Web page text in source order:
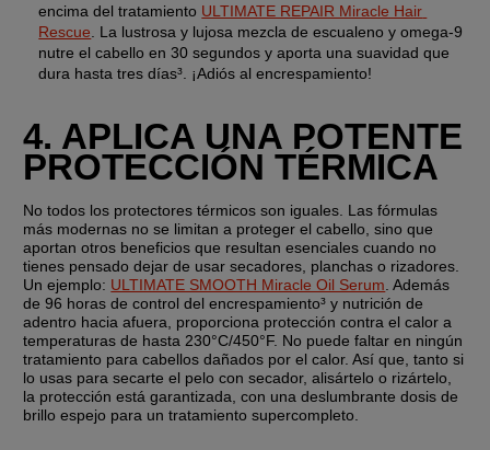
encima del tratamiento ULTIMATE REPAIR Miracle Hair
Rescue . La lustrosa y lujosa mezcla de escualeno y omega-9
nutre el cabello en 30 segundos y aporta una suavidad que
dura hasta tres días³. ¡Adiós al encrespamiento!
4. APLICA UNA POTENTE
PROTECCIÓN TÉRMICA
No todos los protectores térmicos son iguales. Las fórmulas
más modernas no se limitan a proteger el cabello, sino que
aportan otros beneficios que resultan esenciales cuando no
tienes pensado dejar de usar secadores, planchas o rizadores.
Un ejemplo: ULTIMATE SMOOTH Miracle Oil Serum . Además
de 96 horas de control del encrespamiento³ y nutrición de
adentro hacia afuera, proporciona protección contra el calor a
temperaturas de hasta 230°C/450°F. No puede faltar en ningún
tratamiento para cabellos dañados por el calor. Así que, tanto si
lo usas para secarte el pelo con secador, alisártelo o rizártelo,
la protección está garantizada, con una deslumbrante dosis de
brillo espejo para un tratamiento supercompleto.